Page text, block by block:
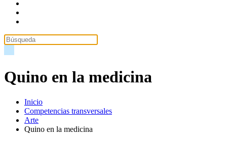
Quino en la medicina
Inicio
Competencias transversales
Arte
Quino en la medicina